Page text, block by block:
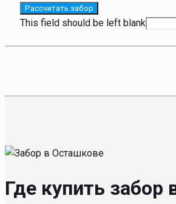
Рассчитать забор
This field should be left blank
Где купить забор